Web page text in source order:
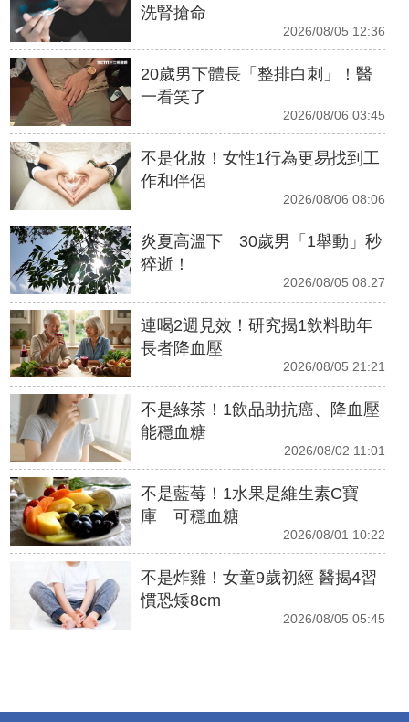
洗腎搶命
2026/08/05 12:36
20歲男下體長「整排白刺」！醫
一看笑了
2026/08/06 03:45
不是化妝！女性1行為更易找到工
作和伴侶
2026/08/06 08:06
炎夏高溫下 30歲男「1舉動」秒
猝逝！
2026/08/05 08:27
連喝2週見效！研究揭1飲料助年
長者降血壓
2026/08/05 21:21
不是綠茶！1飲品助抗癌、降血壓
能穩血糖
2026/08/02 11:01
不是藍莓！1水果是維生素C寶
庫 可穩血糖
2026/08/01 10:22
不是炸雞！女童9歲初經 醫揭4習
慣恐矮8cm
2026/08/05 05:45